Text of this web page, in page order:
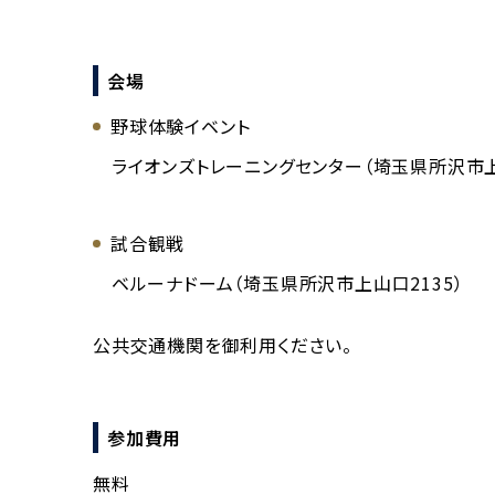
会場
野球体験イベント
ライオンズトレーニングセンター（埼玉県所沢市
試合観戦
ベルーナドーム（埼玉県所沢市上山口2135）
公共交通機関を御利用ください。
参加費用
無料